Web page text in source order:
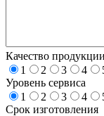
Качество продукции
1
2 3 4
Уровень сервиса
1
2 3 4
Срок изготовления